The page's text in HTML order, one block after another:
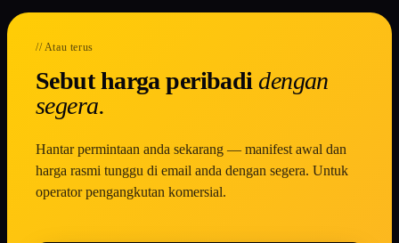
// Atau terus
Sebut harga peribadidengan
segera.
Hantar permintaan anda sekarang — manifest awal dan
harga rasmi tunggu di email anda dengan segera. Untuk
operator pengangkutan komersial.